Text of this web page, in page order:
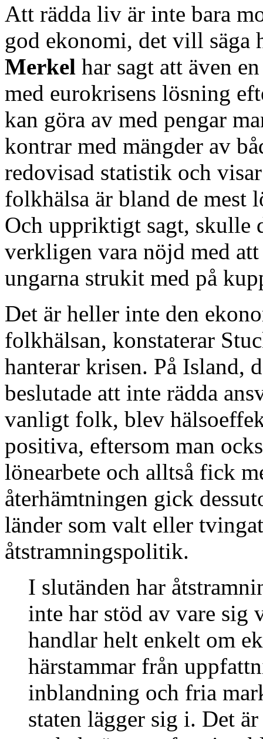
Att rädda liv är inte bara
god ekonomi, det vill säga
Merkel har sagt att även
med eurokrisens lösning
kan göra av med pengar
kontrar med mängder av
redovisad statistik och
folkhälsa är bland de mest
Och uppriktigt sagt, skulle
verkligen vara nöjd med
ungarna strukit med på
Det är heller inte den
folkhälsan, konstaterar
hanterar krisen. På Island,
beslutade att inte rädda
vanligt folk, blev
positiva, eftersom man
lönearbete och alltså fick
återhämtningen gick
länder som valt eller
åtstramningspolitik.
I slutänden har
inte har stöd av vare
handlar helt enkelt om
härstammar från
inblandning och fria
staten lägger sig i. Det